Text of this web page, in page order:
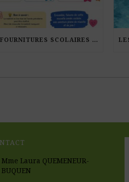
LES FOURNITURES SCOLAIRES POUR LA RENTRÉE 2026-27
Mme Laura QUEMENEUR-
BUQUEN